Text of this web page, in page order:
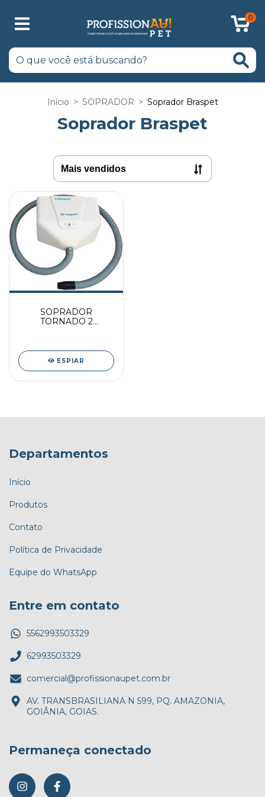
0
Início > SOPRADOR > Soprador Braspet
Soprador Braspet
SOPRADOR
TORNADO 2
ESPIAR
Departamentos
Início
Produtos
Contato
Política de Privacidade
Equipe do WhatsApp
Entre em contato
5562993503329
62993503329
comercial@profissionaupet.com.br
AV. TRANSBRASILIANA N 599, PQ. AMAZONIA,
GOIÂNIA, GOIAS.
Permaneça conectado